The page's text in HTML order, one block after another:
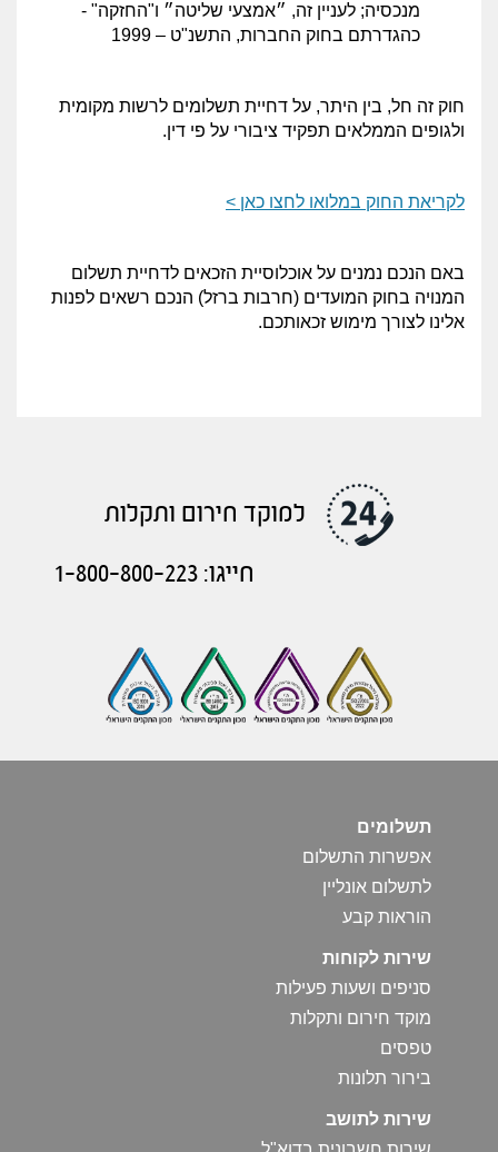
מנכסיה; לעניין זה, ״אמצעי שליטה״ ו"החזקה" -
כהגדרתם בחוק החברות, התשנ"ט – 1999
חוק זה חל, בין היתר, על דחיית תשלומים לרשות מקומית
ולגופים הממלאים תפקיד ציבורי על פי דין.
לקריאת החוק במלואו לחצו כאן >
באם הנכם נמנים על אוכלוסיית הזכאים לדחיית תשלום
המנויה בחוק המועדים (חרבות ברזל) הנכם רשאים לפנות
אלינו לצורך מימוש זכאותכם.
למוקד חירום ותקלות
חייגו: 1-800-800-223
תשלומים
אפשרות התשלום
לתשלום אונליין
הוראות קבע
שירות לקוחות
סניפים ושעות פעילות
מוקד חירום ותקלות
טפסים
בירור תלונות
שירות לתושב